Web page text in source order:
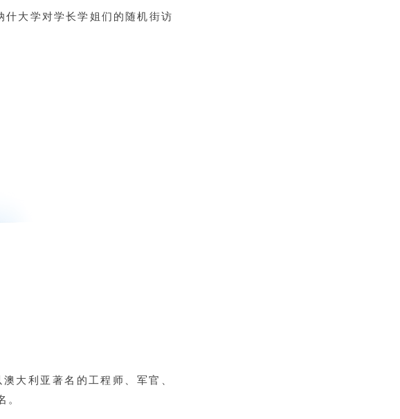
什大学对学长学姐们的随机街访
大利亚著名的工程师、军官、